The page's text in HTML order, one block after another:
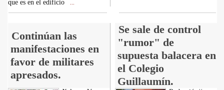
que es en el edificio
Continúan las
manifestaciones en
favor de militares
apresados.
Se sale de control
"rumor" de
supuesta balacera en
el Colegio
Guillaumín.